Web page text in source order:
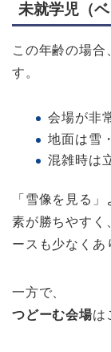
未就学児（
この年齢の場合
す。
会場が非
地面は雪
混雑時は
「雪像を見る
素が勝ちやすく
ースも少なくあ
一方で、
つどーむ会場は